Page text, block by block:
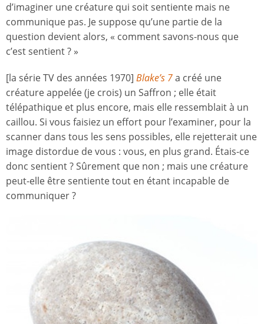
d’imaginer une créature qui soit sentiente mais ne
communique pas. Je suppose qu’une partie de la
question devient alors, « comment savons-nous que
c’est sentient ? »
[la série TV des années 1970] Blake’s 7a créé une
créature appelée (je crois) un Saffron ; elle était
télépathique et plus encore, mais elle ressemblait à un
caillou. Si vous faisiez un effort pour l’examiner, pour la
scanner dans tous les sens possibles, elle rejetterait une
image distordue de vous : vous, en plus grand. Étais-ce
donc sentient ? Sûrement que non ; mais une créature
peut-elle être sentiente tout en étant incapable de
communiquer ?